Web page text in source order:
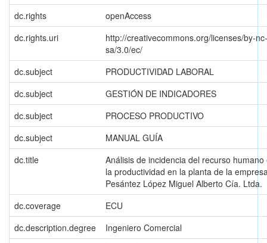
dc.rights
openAccess
dc.rights.uri
http://creativecommons.org/licenses/by-nc-
sa/3.0/ec/
dc.subject
PRODUCTIVIDAD LABORAL
dc.subject
GESTIÓN DE INDICADORES
dc.subject
PROCESO PRODUCTIVO
dc.subject
MANUAL GUÍA
dc.title
Análisis de incidencia del recurso humano
la productividad en la planta de la
Pesántez López Miguel Alberto Cía. Ltda.
dc.coverage
ECU
dc.description.degree
Ingeniero Comercial